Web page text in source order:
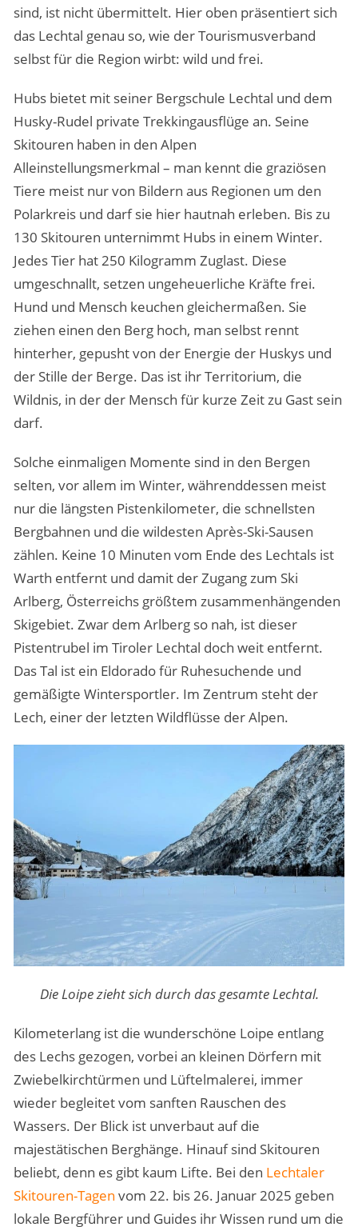
sind, ist nicht übermittelt. Hier oben präsentiert sich
das Lechtal genau so, wie der Tourismusverband
selbst für die Region wirbt: wild und frei.
Hubs bietet mit seiner Bergschule Lechtal und dem
Husky-Rudel private Trekkingausflüge an. Seine
Skitouren haben in den Alpen
Alleinstellungsmerkmal – man kennt die graziösen
Tiere meist nur von Bildern aus Regionen um den
Polarkreis und darf sie hier hautnah erleben. Bis zu
130 Skitouren unternimmt Hubs in einem Winter.
Jedes Tier hat 250 Kilogramm Zuglast. Diese
umgeschnallt, setzen ungeheuerliche Kräfte frei.
Hund und Mensch keuchen gleichermaßen. Sie
ziehen einen den Berg hoch, man selbst rennt
hinterher, gepusht von der Energie der Huskys und
der Stille der Berge. Das ist ihr Territorium, die
Wildnis, in der der Mensch für kurze Zeit zu Gast sein
darf.
Solche einmaligen Momente sind in den Bergen
selten, vor allem im Winter, währenddessen meist
nur die längsten Pistenkilometer, die schnellsten
Bergbahnen und die wildesten Après-Ski-Sausen
zählen. Keine 10 Minuten vom Ende des Lechtals ist
Warth entfernt und damit der Zugang zum Ski
Arlberg, Österreichs größtem zusammenhängenden
Skigebiet. Zwar dem Arlberg so nah, ist dieser
Pistentrubel im Tiroler Lechtal doch weit entfernt.
Das Tal ist ein Eldorado für Ruhesuchende und
gemäßigte Wintersportler. Im Zentrum steht der
Lech, einer der letzten Wildflüsse der Alpen.
Die Loipe zieht sich durch das gesamte Lechtal.
Kilometerlang ist die wunderschöne Loipe entlang
des Lechs gezogen, vorbei an kleinen Dörfern mit
Zwiebelkirchtürmen und Lüftelmalerei, immer
wieder begleitet vom sanften Rauschen des
Wassers. Der Blick ist unverbaut auf die
majestätischen Berghänge. Hinauf sind Skitouren
beliebt, denn es gibt kaum Lifte. Bei den Lechtaler
Skitouren-Tagen vom 22. bis 26. Januar 2025 geben
lokale Bergführer und Guides ihr Wissen rund um die